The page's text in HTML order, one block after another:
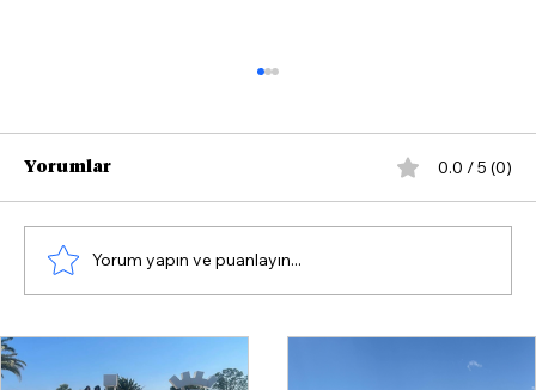
Yorumlar 0.0 / 5 (0)
Yorum yapın ve puanlayın...